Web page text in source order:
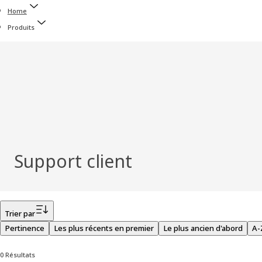
Home
Produits
Support client
Trier par
Pertinence
Les plus récents en premier Le plus ancien d'abord A-
0 Résultats